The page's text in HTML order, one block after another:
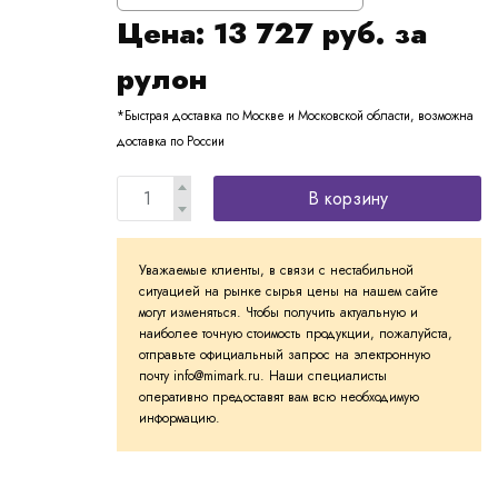
Цена: 13 727 руб. за
рулон
*Быстрая доставка по Москве и Московской области, возможна
доставка по России
В корзину
Уважаемые клиенты, в связи с нестабильной
ситуацией на рынке сырья цены на нашем сайте
могут изменяться. Чтобы получить актуальную и
наиболее точную стоимость продукции, пожалуйста,
отправьте официальный запрос на электронную
почту info@mimark.ru. Наши специалисты
оперативно предоставят вам всю необходимую
информацию.